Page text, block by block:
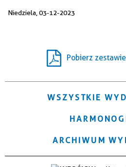
Niedziela, 03-12-2023
Pobierz
WSZYSTKIE
ARCHIWUM